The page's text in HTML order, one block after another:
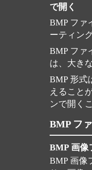
で開く
BMP ファ
ーティン
BMP ファ
は、大き
BMP 形式
えること
ンで開く
BMP フ
BMP 画像
BMP 画像